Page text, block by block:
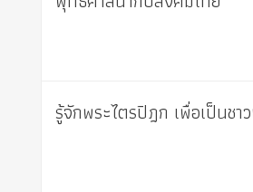
รู้จักพระไตรปิฎก เพื่อเป็นช